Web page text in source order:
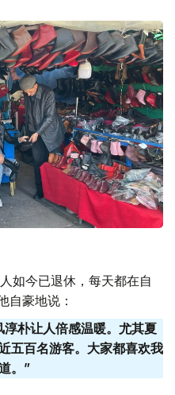
如今已退休，每天都在自
自豪地说：
朴让人倍感温暖。尤其夏
五百名游客。大家都喜欢我
。”